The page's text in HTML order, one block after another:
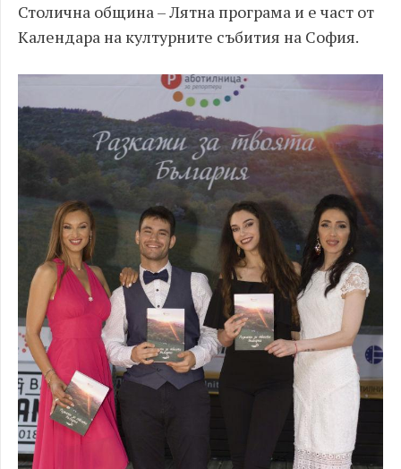
Столична община – Лятна програма и е част от
Календара на културните събития на София.